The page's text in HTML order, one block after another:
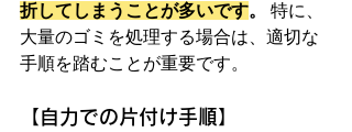
折してしまうことが多いです。
特に、
大量のゴミを処理する場合は、適切な
手順を踏むことが重要です。
【自力での片付け手順】